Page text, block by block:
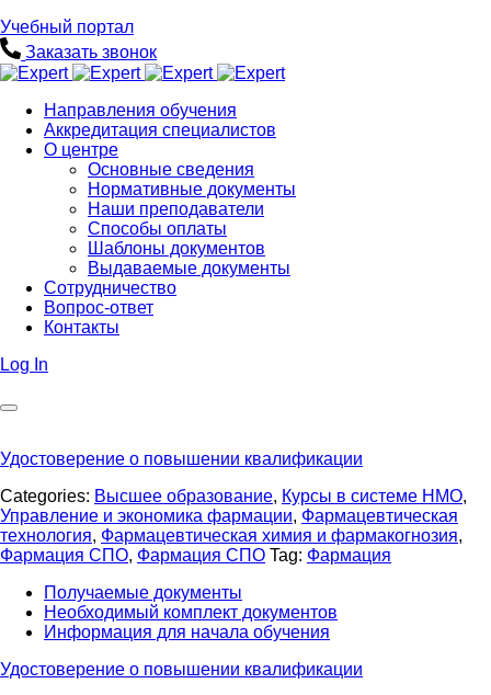
Учебный портал
Заказать звонок
Направления обучения
Аккредитация специалистов
О центре
Основные сведения
Нормативные документы
Наши преподаватели
Способы оплаты
Шаблоны документов
Выдаваемые документы
Сотрудничество
Вопрос-ответ
Контакты
Log In
Удостоверение о повышении квалификации
Categories: Высшее образование, Курсы в системе НМО,
Управление и экономика фармации, Фармацевтическая
технология, Фармацевтическая химия и фармакогнозия,
Фармация СПО, Фармация СПО Tag: Фармация
Получаемые документы
Необходимый комплект документов
Информация для начала обучения
Удостоверение о повышении квалификации